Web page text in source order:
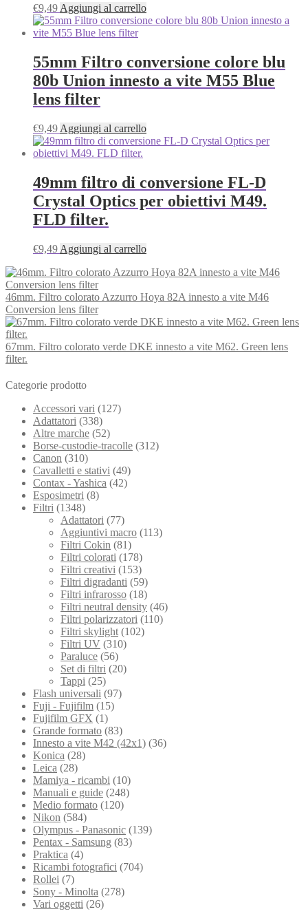
€9,49 Aggiungi al carrello
55mm Filtro conversione colore blu
80b Union innesto a vite M55 Blue
lens filter
€9,49 Aggiungi al carrello
49mm filtro di conversione FL-D
Crystal Optics per obiettivi M49.
FLD filter.
€9,49 Aggiungi al carrello
46mm. Filtro colorato Azzurro Hoya 82A innesto a vite M46
Conversion lens filter
67mm. Filtro colorato verde DKE innesto a vite M62. Green lens
filter.
Categorie prodotto
Accessori vari (127)
Adattatori (338)
Altre marche (52)
Borse-custodie-tracolle (312)
Canon (310)
Cavalletti e stativi (49)
Contax - Yashica (42)
Esposimetri (8)
Filtri (1348)
Adattatori (77)
Aggiuntivi macro (113)
Filtri Cokin (81)
Filtri colorati (178)
Filtri creativi (153)
Filtri digradanti (59)
Filtri infrarosso (18)
Filtri neutral density (46)
Filtri polarizzatori (110)
Filtri skylight (102)
Filtri UV (310)
Paraluce (56)
Set di filtri (20)
Tappi (25)
Flash universali (97)
Fuji - Fujifilm (15)
Fujifilm GFX (1)
Grande formato (83)
Innesto a vite M42 (42x1) (36)
Konica (28)
Leica (28)
Mamiya - ricambi (10)
Manuali e guide (248)
Medio formato (120)
Nikon (584)
Olympus - Panasonic (139)
Pentax - Samsung (83)
Praktica (4)
Ricambi fotografici (704)
Rollei (7)
Sony - Minolta (278)
Vari oggetti (26)